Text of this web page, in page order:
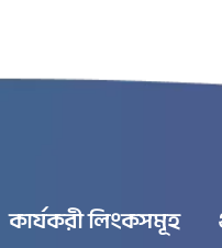
কার্যকরী লিংকসমূহ